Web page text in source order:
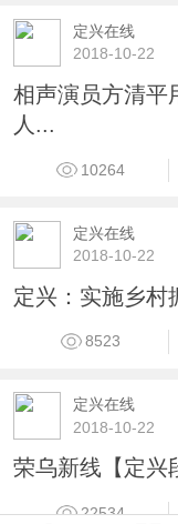
定兴在线
2018-10-22
相声演员方清平
人...
10264
定兴在线
2018-10-22
定兴：实施乡村
8523
定兴在线
2018-10-22
荣乌新线【定兴
22534